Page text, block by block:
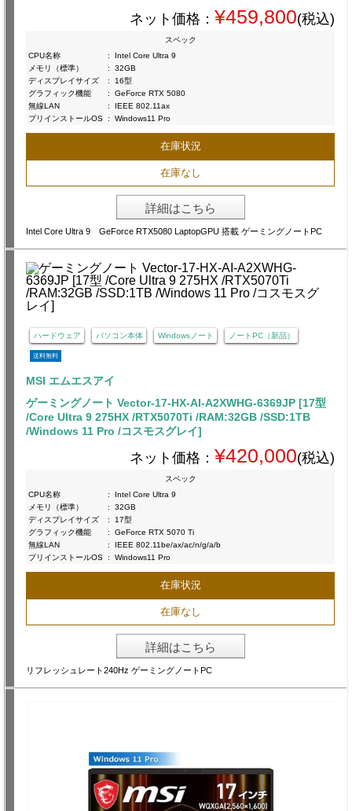
ネット価格： ¥459,800(税込)
スペック
CPU名称
:
Intel Core Ultra 9
メモリ（標準）
:
32GB
ディスプレイサイズ
:
16型
グラフィック機能
:
GeForce RTX 5080
無線LAN
:
IEEE 802.11ax
プリインストールOS : Windows11 Pro
在庫状況
在庫なし
詳細はこちら
Intel Core Ultra 9 GeForce RTX5080 LaptopGPU 搭載 ゲーミングノートPC
ハードウェア パソコン本体 Windowsノート ノートPC（新品）
送料無料
MSI エムエスアイ
ゲーミングノート Vector-17-HX-AI-A2XWHG-6369JP [17型
/Core Ultra 9 275HX /RTX5070Ti /RAM:32GB /SSD:1TB
/Windows 11 Pro /コスモスグレイ]
ネット価格： ¥420,000(税込)
スペック
CPU名称
:
Intel Core Ultra 9
メモリ（標準）
:
32GB
ディスプレイサイズ
:
17型
グラフィック機能
:
GeForce RTX 5070 Ti
無線LAN
:
IEEE 802.11be/ax/ac/n/g/a/b
プリインストールOS : Windows11 Pro
在庫状況
在庫なし
詳細はこちら
リフレッシュレート240Hz ゲーミングノートPC